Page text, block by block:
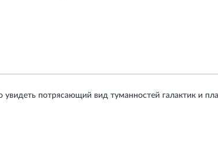
потрясающий вид туманностей галактик и